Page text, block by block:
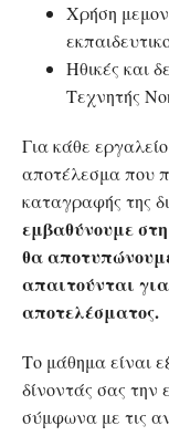
Χρήση
Ηθικές και
Τεχνητής
Για κάθε
αποτέλεσμα που
καταγραφής της
εμβαθύνουμε
θα
απαιτούνται
αποτελέσματος.
Το μάθημα είναι
δίνοντάς σας την
σύμφωνα με τις